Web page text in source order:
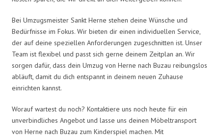
Bei Umzugsmeister Sankt Herne stehen deine Wünsche und
Bedürfnisse im Fokus. Wir bieten dir einen individuellen Service,
der auf deine speziellen Anforderungen zugeschnitten ist. Unser
Team ist flexibel und passt sich gerne deinem Zeitplan an. Wir
sorgen dafür, dass dein Umzug von Herne nach Buzau reibungslos
abläuft, damit du dich entspannt in deinem neuen Zuhause
einrichten kannst.
Worauf wartest du noch? Kontaktiere uns noch heute für ein
unverbindliches Angebot und lasse uns deinen Möbeltransport
von Herne nach Buzau zum Kinderspiel machen. Mit